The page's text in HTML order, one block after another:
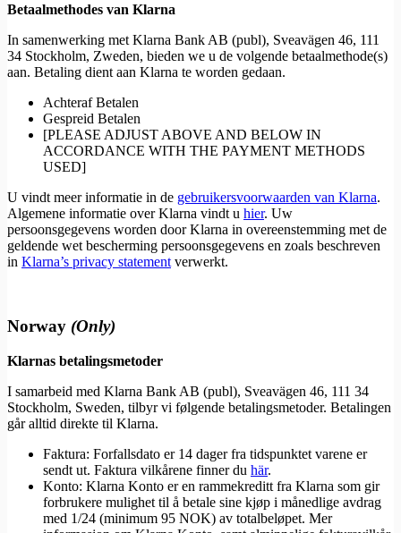
Betaalmethodes van Klarna
In samenwerking met Klarna Bank AB (publ), Sveavägen 46, 111
34 Stockholm, Zweden, bieden we u de volgende betaalmethode(s)
aan. Betaling dient aan Klarna te worden gedaan.
Achteraf Betalen
Gespreid Betalen
[PLEASE ADJUST ABOVE AND BELOW IN
ACCORDANCE WITH THE PAYMENT METHODS
USED]
U vindt meer informatie in de gebruikersvoorwaarden van Klarna.
Algemene informatie over Klarna vindt u hier. Uw
persoonsgegevens worden door Klarna in overeenstemming met de
geldende wet bescherming persoonsgegevens en zoals beschreven
in Klarna’s privacy statement verwerkt.
Norway (Only)
Klarnas betalingsmetoder
I samarbeid med Klarna Bank AB (publ), Sveavägen 46, 111 34
Stockholm, Sweden, tilbyr vi følgende betalingsmetoder. Betalingen
går alltid direkte til Klarna.
Faktura: Forfallsdato er 14 dager fra tidspunktet varene er
sendt ut. Faktura vilkårene finner du här.
Konto: Klarna Konto er en rammekreditt fra Klarna som gir
forbrukere mulighet til å betale sine kjøp i månedlige avdrag
med 1/24 (minimum 95 NOK) av totalbeløpet. Mer